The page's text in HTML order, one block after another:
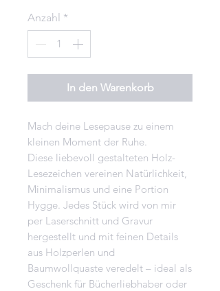
Anzahl *
In den Warenkorb
Mach deine Lesepause zu einem
kleinen Moment der Ruhe.
Diese liebevoll gestalteten Holz-
Lesezeichen vereinen Natürlichkeit,
Minimalismus und eine Portion
Hygge. Jedes Stück wird von mir
per Laserschnitt und Gravur
hergestellt und mit feinen Details
aus Holzperlen und
Baumwollquaste veredelt – ideal als
Geschenk für Bücherliebhaber oder